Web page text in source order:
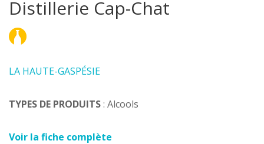
Distillerie Cap-Chat
LA HAUTE-GASPÉSIE
TYPES DE PRODUITS: Alcools
Voir la fiche complète